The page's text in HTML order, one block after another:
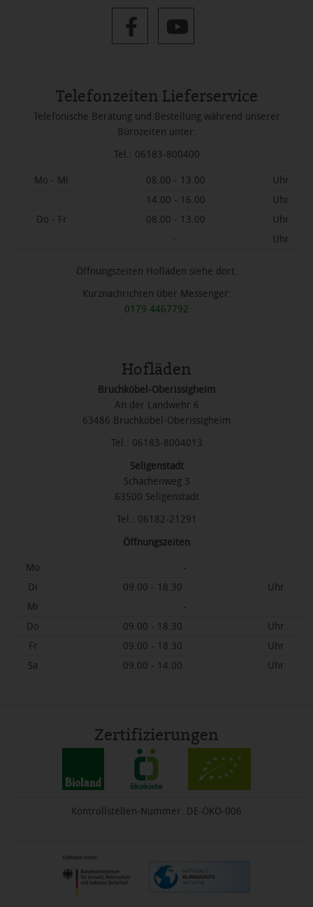
Telefonzeiten Lieferservice
Telefonische Beratung und Bestellung während unserer
Bürozeiten unter:
Tel.: 06183-800400
Mo - Mi 08.00 - 13.00
Uhr
14.00 - 16.00
Uhr
Do - Fr
08.00 - 13.00
Uhr
-
Uhr
Öffnungszeiten Hofläden siehe dort.
Kurznachrichten über Messenger:
0179 4467792
Hofläden
Bruchköbel-Oberissigheim
An der Landwehr 6
63486 Bruchköbel-Oberissigheim
Tel.: 06183-8004013
Seligenstadt
Schachenweg 3
63500 Seligenstadt
Tel.: 06182-21291
Öffnungszeiten
Mo
-
Di
09.00 - 18.30
Uhr
Mi
-
Do
09.00 - 18.30
Uhr
Fr
09.00 - 18.30
Uhr
Sa
09.00 - 14.00 Uhr
Zertifizierungen
Kontrollstellen-Nummer: DE-ÖKO-006